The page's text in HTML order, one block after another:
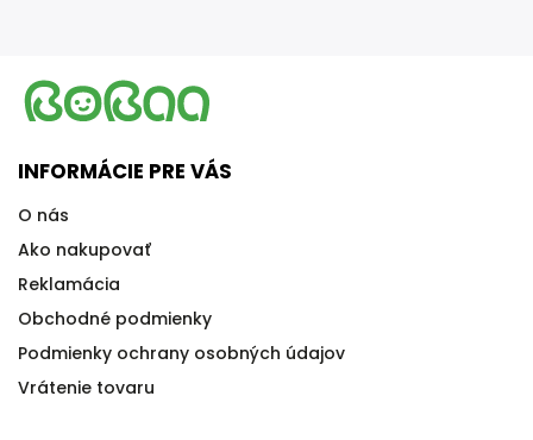
INFORMÁCIE PRE VÁS
O nás
Ako nakupovať
Reklamácia
Obchodné podmienky
Podmienky ochrany osobných údajov
Vrátenie tovaru